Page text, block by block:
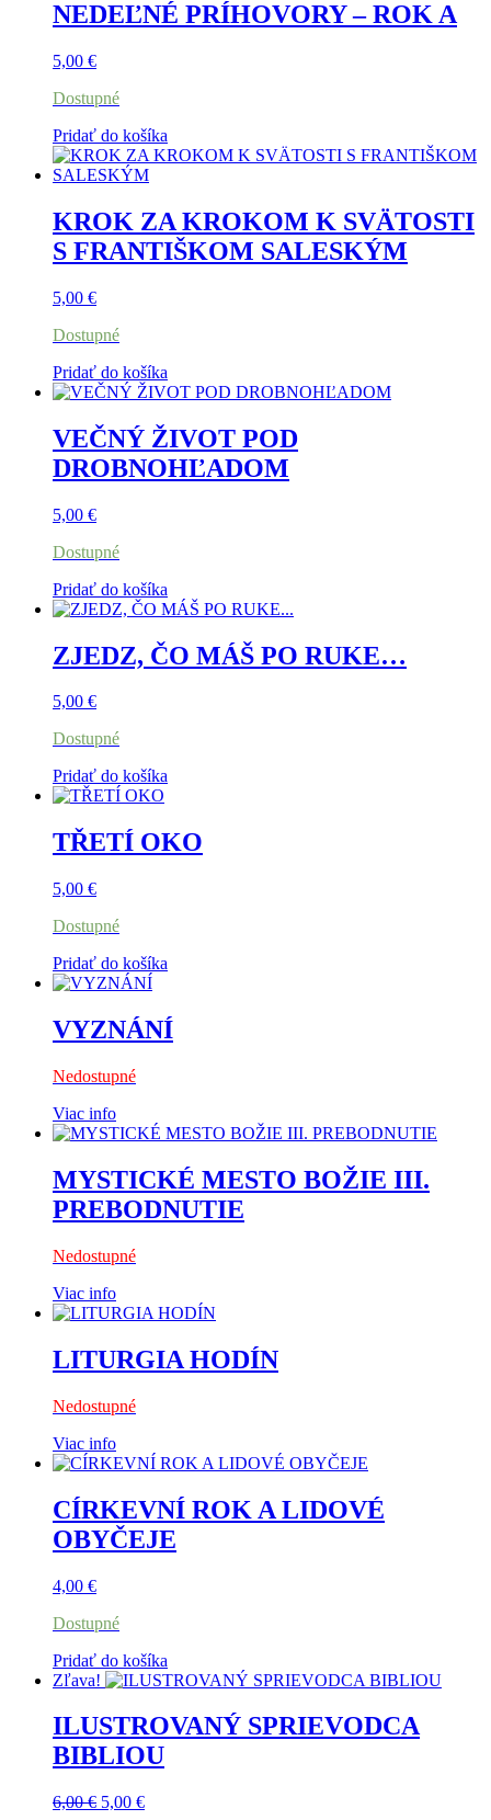
NEDEĽNÉ PRÍHOVORY – ROK A
5,00 €
Dostupné
Pridať do košíka
KROK ZA KROKOM K SVÄTOSTI
S FRANTIŠKOM SALESKÝM
5,00 €
Dostupné
Pridať do košíka
VEČNÝ ŽIVOT POD
DROBNOHĽADOM
5,00 €
Dostupné
Pridať do košíka
ZJEDZ, ČO MÁŠ PO RUKE…
5,00 €
Dostupné
Pridať do košíka
TŘETÍ OKO
5,00 €
Dostupné
Pridať do košíka
VYZNÁNÍ
Nedostupné
Viac info
MYSTICKÉ MESTO BOŽIE III.
PREBODNUTIE
Nedostupné
Viac info
LITURGIA HODÍN
Nedostupné
Viac info
CÍRKEVNÍ ROK A LIDOVÉ
OBYČEJE
4,00 €
Dostupné
Pridať do košíka
Zľava!
ILUSTROVANÝ SPRIEVODCA
BIBLIOU
6,00€ Pôvodná
5,00 €Aktuálna